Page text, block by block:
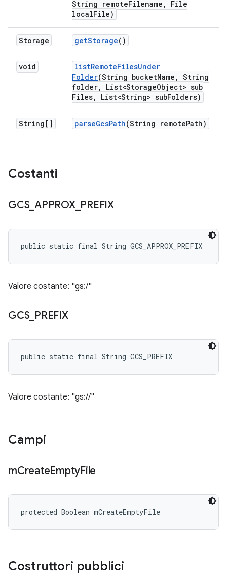
String remoteFilename ,
File
localFile)
Storage getStorage()
void listRemoteFilesUnder
Folder(String bucketName , String
folder, List<StorageObject> sub
Files, List<String> subFolders)
String[] parseGcsPath(String remotePath)
Costanti
GCS_ APPROX_ PREFIX
public static final String GCS_APPROX_PREFIX
Valore costante: "gs:/"
GCS_ PREFIX
public static final String GCS_PREFIX
Valore costante: "gs://"
Campi
mCreateEmptyFile
protected Boolean mCreateEmptyFile
Costruttori pubblici